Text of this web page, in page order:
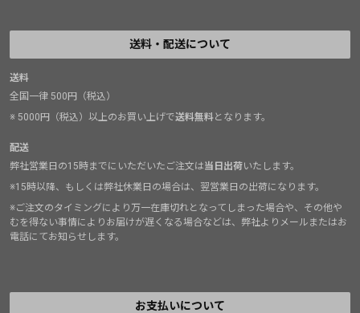
送料・配送について
送料
全国一律 500円（税込）
※ 5000円（税込）以上のお買い上げで送料無料となります。
配送
弊社営業日の15時までにいただいたご注文は当日出荷いたします。
※15時以降、もしくは弊社休業日の場合は、翌営業日の出荷になります。
※ご注文のタイミングにより万一在庫切れとなってしまった場合や、その他や
むを得ない事情によりお届けが遅くなる場合などは、弊社よりメールまたはお
電話にてお知らせします。
お支払いについて